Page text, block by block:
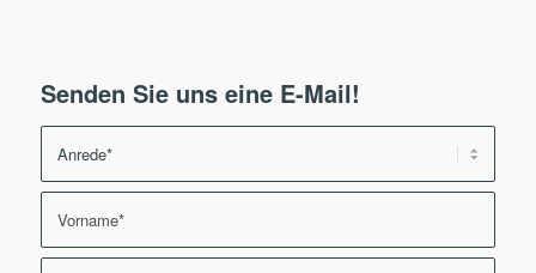
Senden Sie uns eine E-Mail!